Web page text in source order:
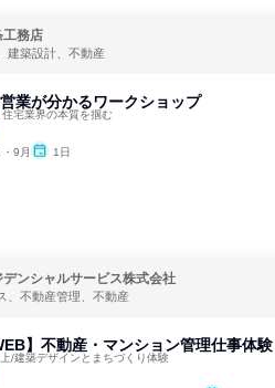
務店
建築設計、不動産
業が分かるワークショップ
住宅業界の本質を掴む
9月 1日
ンシャルサービス株式会社
、不動産管理、不動産
】不動産・マンション管理仕事体験
/建築デザインとまちづくり体験